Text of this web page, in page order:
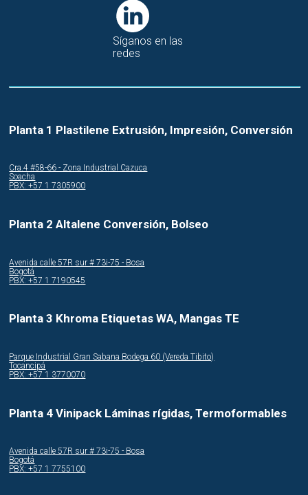
Síganos en las
redes
Planta 1 Plastilene Extrusión, Impresión, Conversión
Cra.4 #58-66 - Zona Industrial Cazuca
Soacha
PBX: +57 1 7305900
Planta 2 Altalene Conversión, Bolseo
Avenida calle 57R sur # 73i-75 - Bosa
Bogotá
PBX: +57 1 7190545
Planta 3 Khroma Etiquetas WA, Mangas TE
Parque Industrial Gran Sabana Bodega 60 (Vereda Tibito)
Tocancipá
PBX: +57 1 3770070
Planta 4 Vinipack Láminas rígidas, Termoformables
Avenida calle 57R sur # 73i-75 - Bosa
Bogotá
PBX: +57 1 7755100